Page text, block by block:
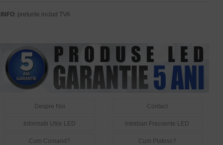
INFO: preturile includ TVA
Despre Noi Contact
Informatii Utile LED Intrebari Frecvente LED
Cum Comand? Cum Platesc?